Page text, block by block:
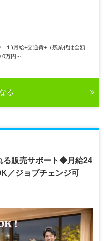
１)月給+交通費+（残業代は全額
万円～...
る
る販売サポート◆月給24
／ジョブチェンジ可